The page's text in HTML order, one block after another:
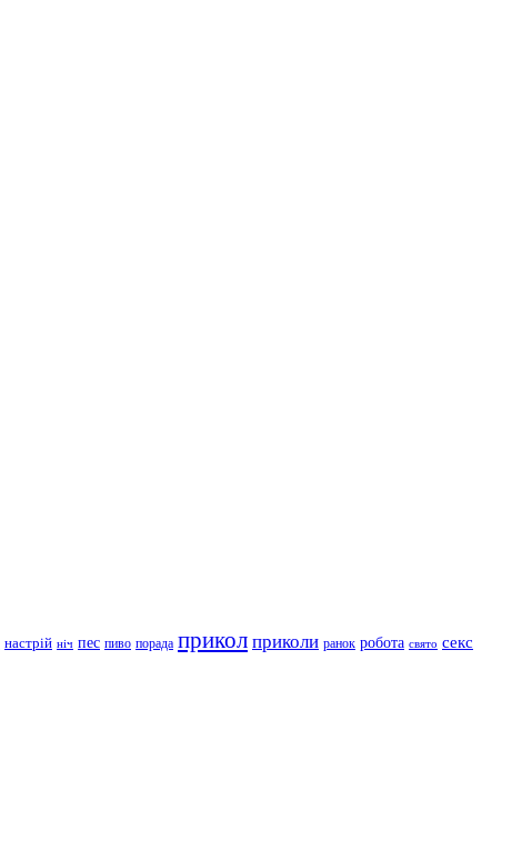
настрій ніч пес пиво порада прикол приколи ранок робота свято секс